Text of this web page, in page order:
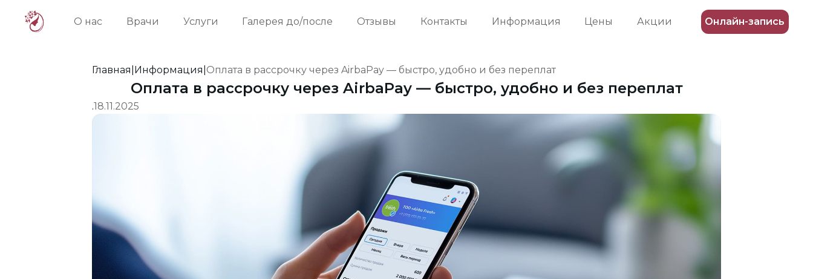
О нас Врачи Услуги Галерея до/после Отзывы Контакты Информация Цены Акции Онлайн-запись
Главная Информация Оплата в рассрочку через AirbaPay — быстро, удобно и без переплат
Оплата в рассрочку через AirbaPay — быстро, удобно и без переплат
.18.11.2025